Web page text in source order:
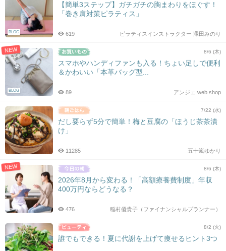
BLOG
【簡単3ステップ】ガチガチの胸まわりをほぐす！
「巻き肩対策ピラティス」
ピラティスインストラクター 澤田みのり
619
NEW
BLOG
8/6 (木)
スマホやハンディファンも入る！ちょい足しで便利
＆かわいい「本革バッグ型...
アンジェ web shop
89
7/22 (水)
だし要らず5分で簡単！梅と豆腐の「ほうじ茶茶漬
け」
五十嵐ゆかり
11285
NEW 8/6 (木)
2026年8月から変わる！「高額療養費制度」年収
400万円ならどうなる？
稲村優貴子（ファイナンシャルプランナー）
476
8/2 (火)
誰でもできる！夏に代謝を上げて痩せるヒント3つ